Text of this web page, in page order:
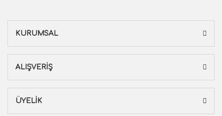
KURUMSAL
ALIŞVERİŞ
ÜYELİK